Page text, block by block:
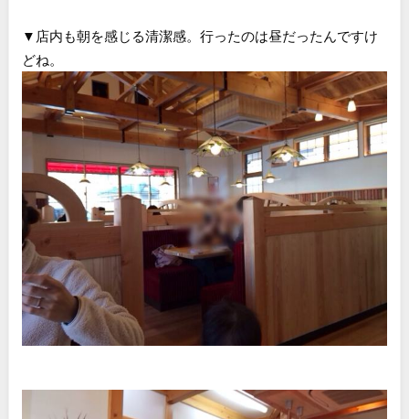
▼店内も朝を感じる清潔感。行ったのは昼だったんですけ
どね。